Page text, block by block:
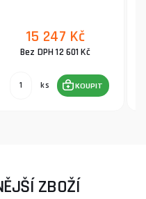
15 247 Kč
Bez DPH 12 601 Kč
ks KOUPIT
ZBOŽÍ